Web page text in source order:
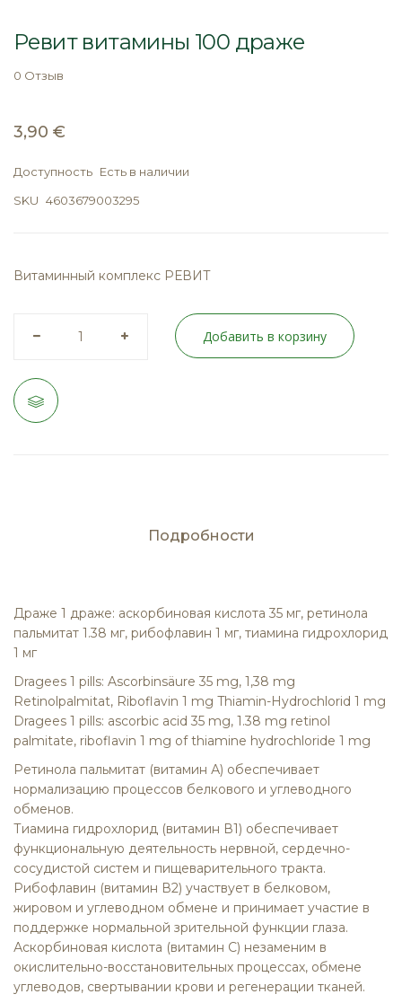
началу
галереи
Ревит витамины 100 драже
0 Отзыв
3,90 €
Доступность Есть в наличии
SKU 4603679003295
Витаминный комплекс РЕВИТ
Добавить в корзину
Подробности
Драже 1 драже: аскорбиновая кислота 35 мг, ретинола
пальмитат 1.38 мг, рибофлавин 1 мг, тиамина гидрохлорид
1 мг
Dragees 1 pills: Ascorbinsäure 35 mg, 1,38 mg
Retinolpalmitat, Riboflavin 1 mg Thiamin-Hydrochlorid 1 mg
Dragees 1 pills: ascorbic acid 35 mg, 1.38 mg retinol
palmitate, riboflavin 1 mg of thiamine hydrochloride 1 mg
Ретинола пальмитат (витамин А) обеспечивает
нормализацию процессов белкового и углеводного
обменов.
Тиамина гидрохлорид (витамин В1) обеспечивает
функциональную деятельность нервной, сердечно-
сосудистой систем и пищеварительного тракта.
Рибофлавин (витамин В2) участвует в белковом,
жировом и углеводном обмене и принимает участие в
поддержке нормальной зрительной функции глаза.
Аскорбиновая кислота (витамин С) незаменим в
окислительно-восстановительных процессах, обмене
углеводов, свертывании крови и регенерации тканей.